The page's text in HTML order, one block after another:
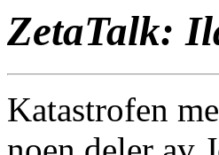
ZetaTalk:
Katastrofen